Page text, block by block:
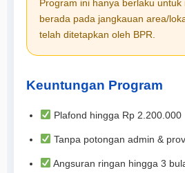
Program ini hanya berlaku untuk
berada pada jangkauan area/
telah ditetapkan oleh BPR.
Keuntungan Program
Plafond hingga Rp 2.200.000
Tanpa potongan admin &
Angsuran ringan hingga 3